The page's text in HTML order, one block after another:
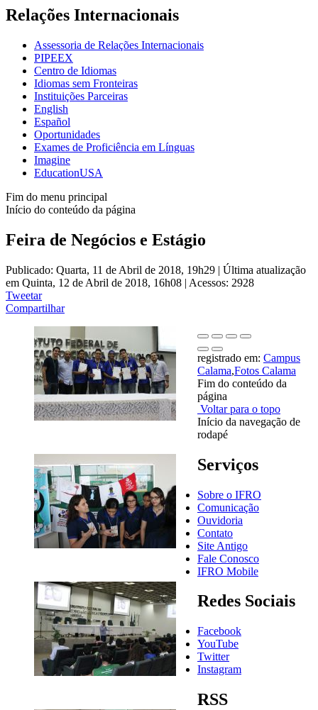
Relações Internacionais
Assessoria de Relações Internacionais
PIPEEX
Centro de Idiomas
Idiomas sem Fronteiras
Instituições Parceiras
English
Español
Oportunidades
Exames de Proficiência em Línguas
Imagine
EducationUSA
Fim do menu principal
Início do conteúdo da página
Feira de Negócios e Estágio
Publicado: Quarta, 11 de Abril de 2018, 19h29 | Última atualização
em Quinta, 12 de Abril de 2018, 16h08 | Acessos: 2928
Tweetar
Compartilhar
registrado em: Campus
Calama,Fotos Calama
Fim do conteúdo da
página
Voltar para o topo
Início da navegação de
rodapé
Serviços
Sobre o IFRO
Comunicação
Ouvidoria
Contato
Site Antigo
Fale Conosco
IFRO Mobile
Redes Sociais
Facebook
YouTube
Twitter
Instagram
RSS